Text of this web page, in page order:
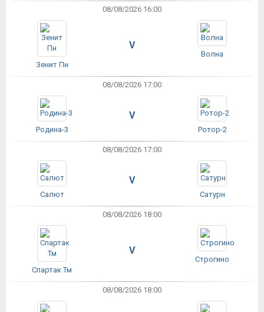
08/08/2026 16:00
Зенит Пн
V
Волна
08/08/2026 17:00
Родина-3
V
Ротор-2
08/08/2026 17:00
Салют
V
Сатурн
08/08/2026 18:00
Спартак Тм
V
Строгино
08/08/2026 18:00